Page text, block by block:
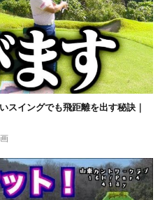
スイングでも飛距離を出す秘訣｜